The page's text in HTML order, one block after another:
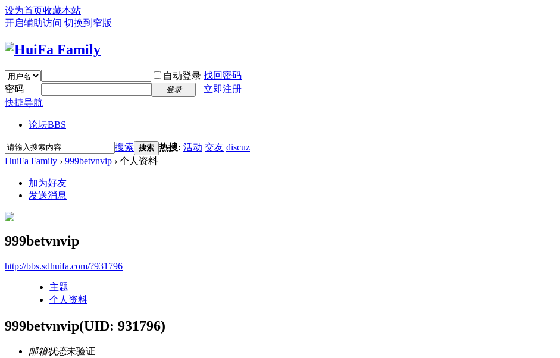
设为首页收藏本站
开启辅助访问 切换到窄版
自动登录 找回密码
密码
登录
立即注册
快捷导航
论坛BBS
搜索 搜索 热搜: 活动 交友 discuz
HuiFa Family › 999betvnvip › 个人资料
加为好友
发送消息
999betvnvip
http://bbs.sdhuifa.com/?931796
主题
个人资料
999betvnvip(UID: 931796)
邮箱状态未验证